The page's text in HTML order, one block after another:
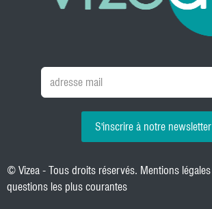
S'inscrire à notre newsletter
© Vizea - Tous droits réservés. Mentions légales
questions les plus courantes